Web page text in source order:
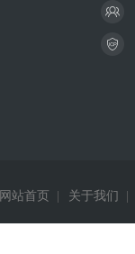
网站首页 关于我们